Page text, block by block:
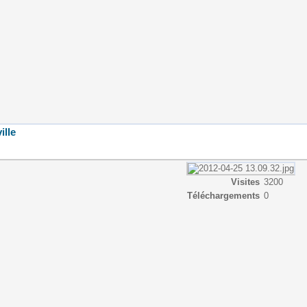
Visites 3200
Téléchargements 0